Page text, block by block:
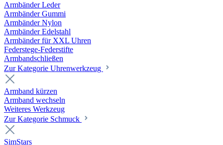
Armbänder Leder
Armbänder Gummi
Armbänder Nylon
Armbänder Edelstahl
Armbänder für XXL Uhren
Federstege-Federstifte
Armbandschließen
Zur Kategorie Uhrenwerkzeug
Armband kürzen
Armband wechseln
Weiteres Werkzeug
Zur Kategorie Schmuck
SimStars